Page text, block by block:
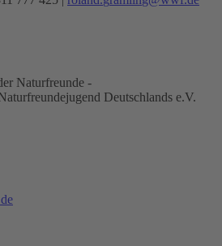
Naturfreunde -
Deutschlands e.V.
de